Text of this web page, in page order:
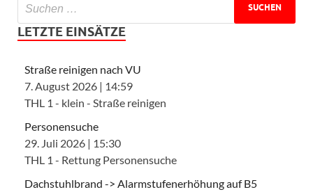
LETZTE EINSÄTZE
Straße reinigen nach VU
7. August 2026 | 14:59
THL 1 - klein - Straße reinigen
Personensuche
29. Juli 2026 | 15:30
THL 1 - Rettung Personensuche
Dachstuhlbrand -> Alarmstufenerhöhung auf B5